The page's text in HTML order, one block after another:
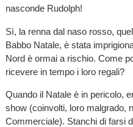
nasconde Rudolph!
Sì, la renna dal naso rosso,
Babbo Natale, è stata
Nord è ormai a rischio. Come
ricevere in tempo i loro regali?
Quando il Natale è in pericolo,
show (coinvolti, loro malgrado,
Commerciale). Stanchi di farsi